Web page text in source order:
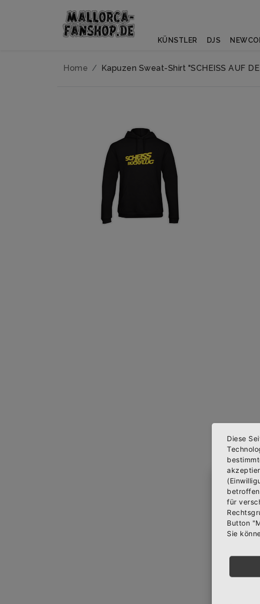
Home Kapuzen Sweat-Shirt "SCHEISS AUF
zudem
KÜNSTLER DJS
Diese
für
Button
Sie